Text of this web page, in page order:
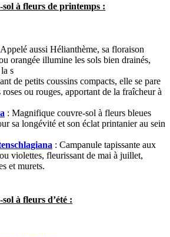
sol à fleurs de printemps :
aussi Hélianthème, sa floraison
orangée illumine les sols bien drainés,
s
de petits coussins compacts, elle se pare
ou rouges, apportant de la fraîcheur à
: Magnifique couvre-sol à fleurs bleues
sa longévité et son éclat printanier au sein
: Campanule tapissante aux
violettes, fleurissant de mai à juillet,
et murets.
à fleurs d’été :